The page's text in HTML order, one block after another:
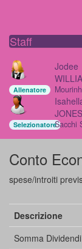
Staff
Jodee
Allenatore
JONES
SelezionatoreSacchi
Conto
spese/introiti
Descrizione
Somma